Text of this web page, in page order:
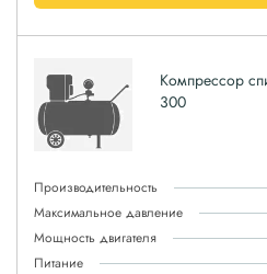
Компрессор
300
Производительность
Максимальное давление
Мощность двигателя
Питание